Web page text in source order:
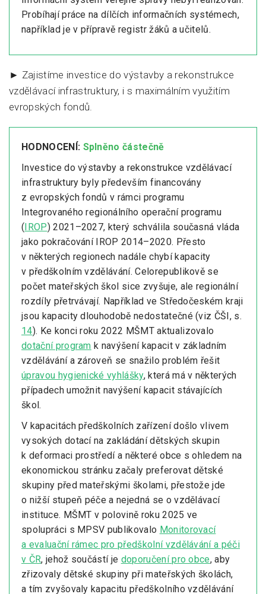
Probíhají práce na dílčích informačních systémech,
například je v přípravě registr žáků a učitelů.
► Zajistíme investice do výstavby a rekonstrukce
vzdělávací infrastruktury, i s maximálním využitím
evropských fondů.
HODNOCENÍ: Splněno částečně
Investice do výstavby a rekonstrukce vzdělávací
infrastruktury byly především financovány
z evropských fondů v rámci programu
Integrovaného regionálního operační programu
(IROP) 2021–2027, který schválila současná vláda
jako pokračování IROP 2014–2020. Přesto
v některých regionech nadále chybí kapacity
v předškolním vzdělávání. Celorepublikově se
počet mateřských škol sice zvyšuje, ale regionální
rozdíly přetrvávají. Například ve Středočeském kraji
jsou kapacity dlouhodobě nedostatečné (viz ČŠI, s.
14). Ke konci roku 2022 MŠMT aktualizovalo
dotační program k navýšení kapacit v základním
vzdělávání a zároveň se snažilo problém řešit
úpravou hygienické vyhlášky, která má v některých
případech umožnit navýšení kapacit stávajících
škol.
V kapacitách předškolních zařízení došlo vlivem
vysokých dotací na zakládání dětských skupin
k deformaci prostředí a některé obce s ohledem na
ekonomickou stránku začaly preferovat dětské
skupiny před mateřskými školami, přestože jde
o nižší stupeň péče a nejedná se o vzdělávací
instituce. MŠMT v polovině roku 2025 ve
spolupráci s MPSV publikovalo Monitorovací
a evaluační rámec pro předškolní vzdělávání a péči
v ČR, jehož součástí je doporučení pro obce, aby
zřizovaly dětské skupiny při mateřských školách,
a tím zvyšovaly kapacitu předškolního vzdělávání